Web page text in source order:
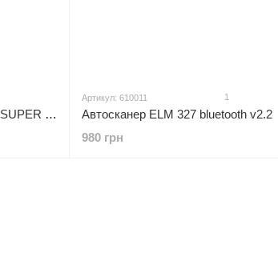
Автосканер ELM 327 bluetooth v1.5 SUPER mini
Артикул: 610011 1
Автосканер ELM 327 bluetooth v2.2
980 грн